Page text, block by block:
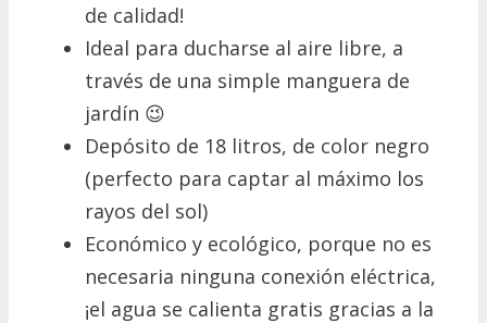
de calidad!
Ideal para ducharse al aire libre, a
través de una simple manguera de
jardín 😉
Depósito de 18 litros, de color negro
(perfecto para captar al máximo los
rayos del sol)
Económico y ecológico, porque no es
necesaria ninguna conexión eléctrica,
¡el agua se calienta gratis gracias a la